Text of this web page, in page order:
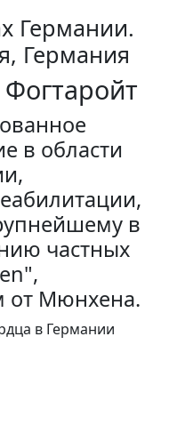
Германии.
Германия
в области
в
частных
от Мюнхена.